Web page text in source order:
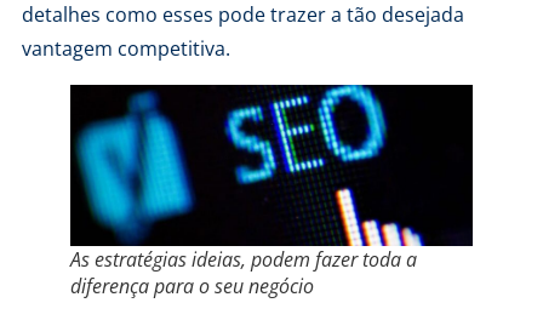
detalhes como esses pode trazer a tão desejada
vantagem competitiva.
As estratégias ideias, podem fazer toda a
diferença para o seu negócio